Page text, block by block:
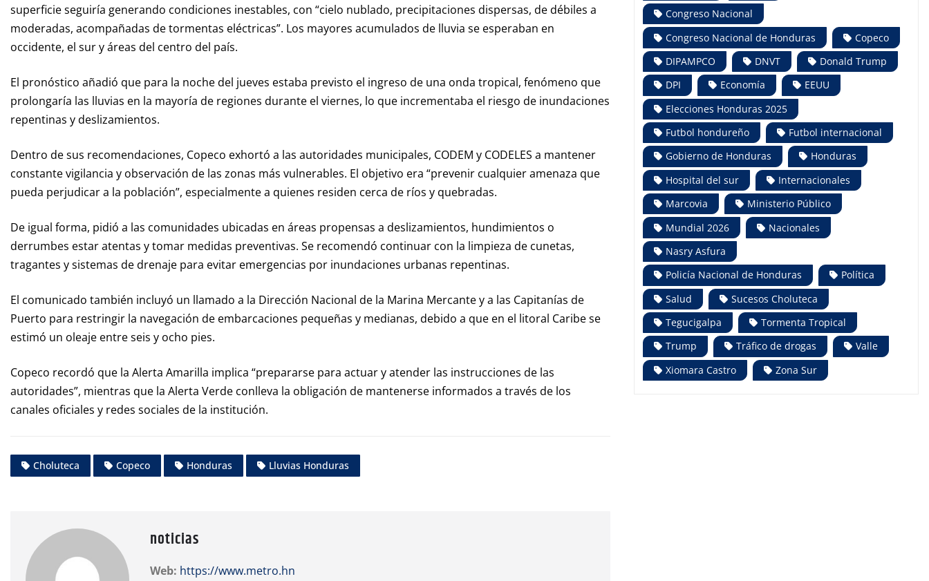
superficie seguiría generando condiciones inestables, con “cielo nublado, precipitaciones dispersas, de débiles a
moderadas, acompañadas de tormentas eléctricas”. Los mayores acumulados de lluvia se esperaban en
occidente, el sur y áreas del centro del país.
El pronóstico añadió que para la noche del jueves estaba previsto el ingreso de una onda tropical, fenómeno que
prolongaría las lluvias en la mayoría de regiones durante el viernes, lo que incrementaba el riesgo de inundaciones
repentinas y deslizamientos.
Dentro de sus recomendaciones, Copeco exhortó a las autoridades municipales, CODEM y CODELES a mantener
constante vigilancia y observación de las zonas más vulnerables. El objetivo era “prevenir cualquier amenaza que
pueda perjudicar a la población”, especialmente a quienes residen cerca de ríos y quebradas.
De igual forma, pidió a las comunidades ubicadas en áreas propensas a deslizamientos, hundimientos o
derrumbes estar atentas y tomar medidas preventivas. Se recomendó continuar con la limpieza de cunetas,
tragantes y sistemas de drenaje para evitar emergencias por inundaciones urbanas repentinas.
El comunicado también incluyó un llamado a la Dirección Nacional de la Marina Mercante y a las Capitanías de
Puerto para restringir la navegación de embarcaciones pequeñas y medianas, debido a que en el litoral Caribe se
estimó un oleaje entre seis y ocho pies.
Copeco recordó que la Alerta Amarilla implica “prepararse para actuar y atender las instrucciones de las
autoridades”, mientras que la Alerta Verde conlleva la obligación de mantenerse informados a través de los
canales oficiales y redes sociales de la institución.
Choluteca Copeco Honduras Lluvias Honduras
noticias
Web: https://www.metro.hn
Congreso Nacional
Congreso Nacional de Honduras
Copeco
DIPAMPCO
DNVT
Donald Trump
DPI
Economía
EEUU
Elecciones Honduras 2025
Futbol hondureño
Futbol internacional
Gobierno de Honduras
Honduras
Hospital del sur
Internacionales
Marcovia
Ministerio Público
Mundial 2026
Nacionales
Nasry Asfura
Policía Nacional de Honduras
Política
Salud
Sucesos Choluteca
Tegucigalpa
Tormenta Tropical
Trump
Tráfico de drogas
Valle
Xiomara Castro
Zona Sur